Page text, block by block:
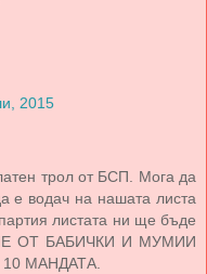
2015
трол от БСП. Мога да
е водач на нашата листа
листата ни ще бъде
ОТ БАБИЧКИ И МУМИИ
МАНДАТА.